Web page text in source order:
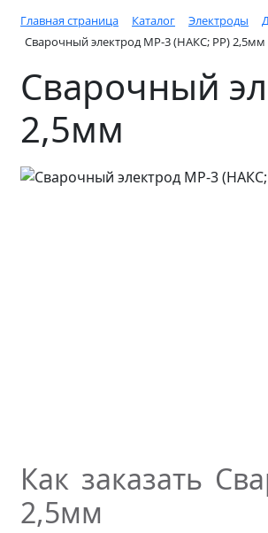
Главная страница Каталог Электроды
Сварочный электрод МР-3 (НАКС; РР) 2,5мм
Сварочный
2,5мм
Как заказать
2,5мм